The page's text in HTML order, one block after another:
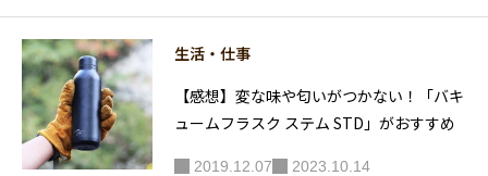
生活・仕事
【感想】変な味や匂いがつかない！「バキ
ュームフラスク ステム STD」がおすすめ
2019.12.07 2023.10.14